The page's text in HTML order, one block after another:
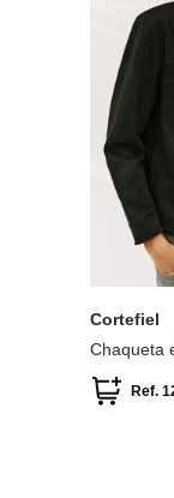
Cortefiel
Chaqueta
Ref.